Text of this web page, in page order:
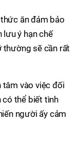
ăn đảm bảo
lưu ý hạn chế
thường sẽ cần rất
tâm vào việc đối
có thể biết tình
người ấy cảm